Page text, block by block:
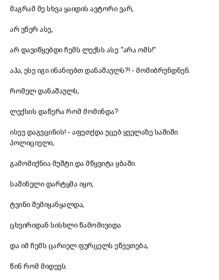
მაგრამ მე სხვა ყაიდის ავტორი ვარ,
არ ვწერ ასე,
არ დავიწყებდი ჩემს ლექსს ასე: “არა ომს!”
აჰა, ესე იგი ინანიებთ დანაშაულს?! - მომიბრუნდნენ.
რომელ დანაშაულს,
ლექსის დაწერა რომ მომინდა?
ისევ დაგვცინის! - აფეთქდა უცებ ყველაზე საშიში
პოლიციელი,
გამომიქნია მუშტი და მწყვიტა ყბაში.
საშინელი დარტყმა იყო,
ტვინი შემიყანყალდა,
ცხვირიდან სისხლი წამომივიდა
და იმ ჩემს ცარიელ ფურცელს ეწვეთება,
წინ რომ მიდევს.